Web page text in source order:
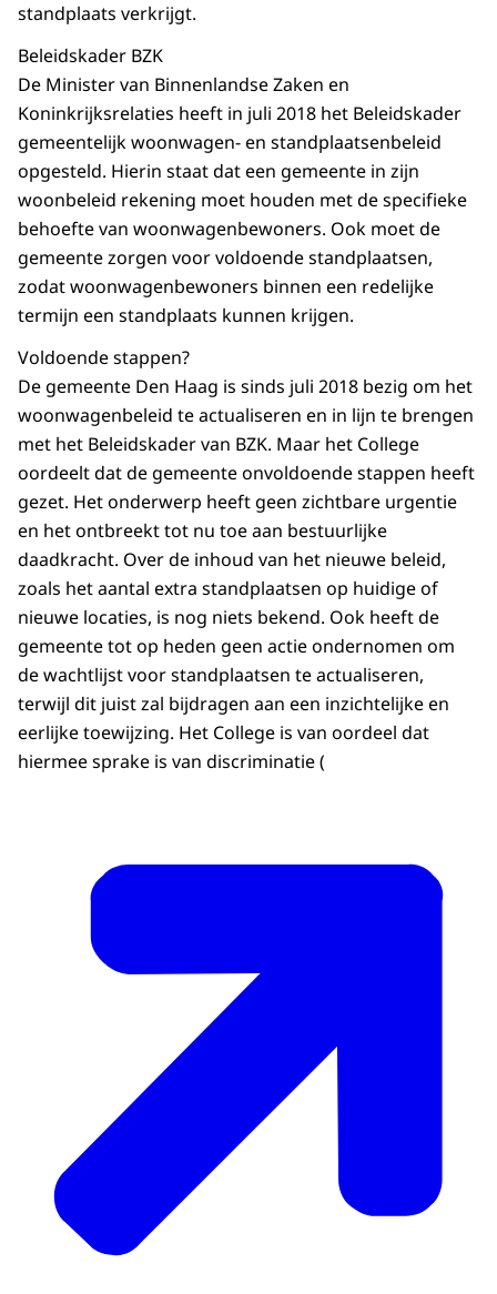
standplaats verkrijgt.
Beleidskader BZK
De Minister van Binnenlandse Zaken en
Koninkrijksrelaties heeft in juli 2018 het Beleidskader
gemeentelijk woonwagen- en standplaatsenbeleid
opgesteld. Hierin staat dat een gemeente in zijn
woonbeleid rekening moet houden met de specifieke
behoefte van woonwagenbewoners. Ook moet de
gemeente zorgen voor voldoende standplaatsen,
zodat woonwagenbewoners binnen een redelijke
termijn een standplaats kunnen krijgen.
Voldoende stappen?
De gemeente Den Haag is sinds juli 2018 bezig om het
woonwagenbeleid te actualiseren en in lijn te brengen
met het Beleidskader van BZK. Maar het College
oordeelt dat de gemeente onvoldoende stappen heeft
gezet. Het onderwerp heeft geen zichtbare urgentie
en het ontbreekt tot nu toe aan bestuurlijke
daadkracht. Over de inhoud van het nieuwe beleid,
zoals het aantal extra standplaatsen op huidige of
nieuwe locaties, is nog niets bekend. Ook heeft de
gemeente tot op heden geen actie ondernomen om
de wachtlijst voor standplaatsen te actualiseren,
terwijl dit juist zal bijdragen aan een inzichtelijke en
eerlijke toewijzing. Het College is van oordeel dat
hiermee sprake is van discriminatie (